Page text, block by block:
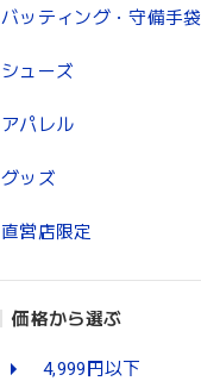
バッティング・守備手袋
シューズ
アパレル
グッズ
直営店限定
価格から選ぶ
4,999円以下